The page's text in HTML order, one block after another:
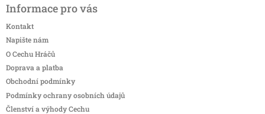
Informace pro vás
Kontakt
Napište nám
O Cechu Hráčů
Doprava a platba
Obchodní podmínky
Podmínky ochrany osobních údajů
Členství a výhody Cechu